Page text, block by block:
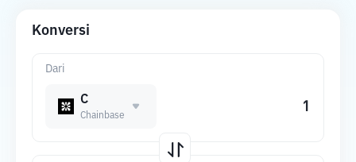
Konversi
Dari
C
Chainbase